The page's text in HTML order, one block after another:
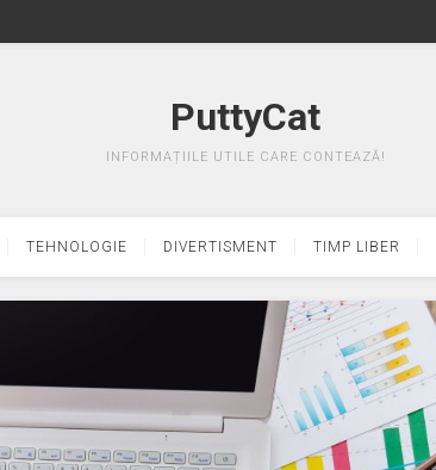
PuttyCat
INFORMAȚIILE UTILE CARE CONTEAZĂ!
TEHNOLOGIE DIVERTISMENT TIMP LIBER